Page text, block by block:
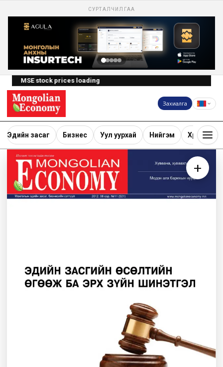
СУРТАЛЧИЛГАА
MSE stock prices loading
Захиалга
Эдийн засаг Бизнес Уул уурхай Нийгэм Хөрөнгө
+